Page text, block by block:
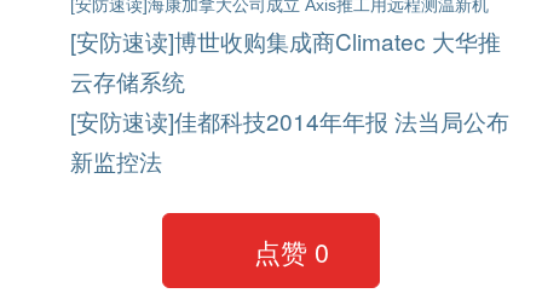
[安防速读]海康加拿大公司成立 Axis推工用远程测温新机
[安防速读]博世收购集成商Climatec 大华推
云存储系统
[安防速读]佳都科技2014年年报 法当局公布
新监控法
点赞 0